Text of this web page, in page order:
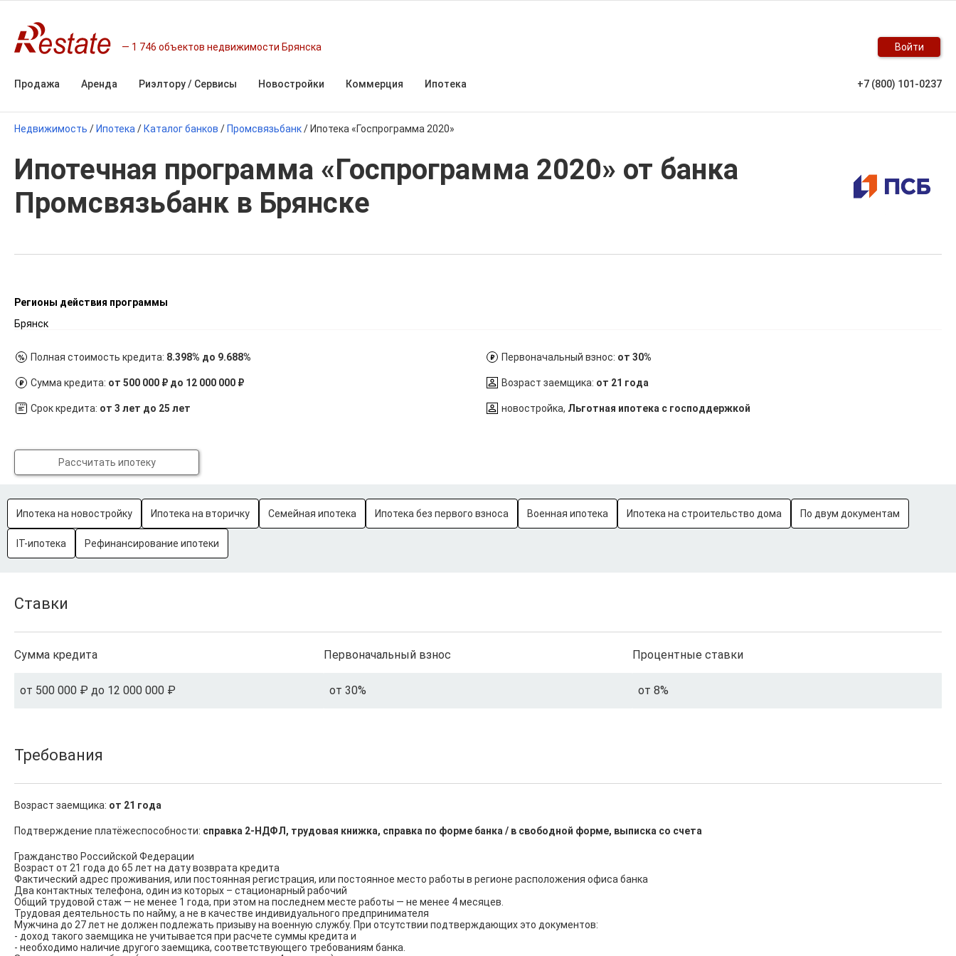
1 746 объектов недвижимости Брянска Войти
Продажа Аренда Риэлтору / Сервисы Новостройки Коммерция Ипотека +7 (800) 101-0237
Недвижимость / Ипотека / Каталог банков / Промсвязьбанк/ Ипотека «Госпрограмма 2020»
Ипотечная программа «Госпрограмма 2020» от банка
Промсвязьбанк в Брянске
Регионы действия программы
Брянск
Полная стоимость кредита: 8.398% до 9.688%
Сумма кредита: от 500 000 ₽ до 12 000 000 ₽
Срок кредита: от 3 лет до 25 лет
Первоначальный взнос: от 30%
Возраст заемщика: от 21 года
новостройка, Льготная ипотека с господдержкой
Рассчитать ипотеку
Ипотека на новостройку Ипотека на вторичку Семейная ипотека Ипотека без первого взноса Военная ипотека Ипотека на строительство дома По двум документам
IT-ипотека Рефинансирование ипотеки
Ставки
Сумма кредита
от 500 000 ₽ до 12 000 000 ₽
Первоначальный взнос
от 30%
Процентные ставки
от 8%
Требования
Возраст заемщика: от 21 года
Подтверждение платёжеспособности: справка 2-НДФЛ, трудовая книжка, справка по форме банка / в свободной форме, выписка со счета
Гражданство Российской Федерации
Возраст от 21 года до 65 лет на дату возврата кредита
Фактический адрес проживания, или постоянная регистрация, или постоянное место работы в регионе расположения офиса банка
Два контактных телефона, один из которых – стационарный рабочий
Общий трудовой стаж — не менее 1 года, при этом на последнем месте работы — не менее 4 месяцев.
Трудовая деятельность по найму, а не в качестве индивидуального предпринимателя
Мужчина до 27 лет не должен подлежать призыву на военную службу. При отсутствии подтверждающих это документов:
- доход такого заемщика не учитывается при расчете суммы кредита и
- необходимо наличие другого заемщика, соответствующего требованиям банка.